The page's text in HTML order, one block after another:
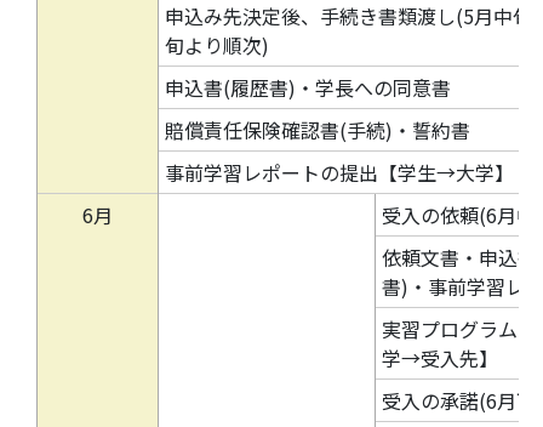
申込み先決定後、手続き書類渡し(5月中旬
旬より順次)
申込書(履歴書)・学長への同意書
賠償責任保険確認書(手続)・誓約書
事前学習レポートの提出【学生→大学】
6月
受入の依頼(6月
依頼文書・申込
書)・事前学習レ
実習プログラム(
学→受入先】
受入の承諾(6月